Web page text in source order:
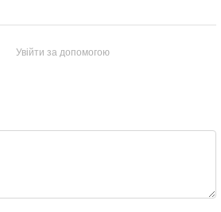
Увійти за допомогою